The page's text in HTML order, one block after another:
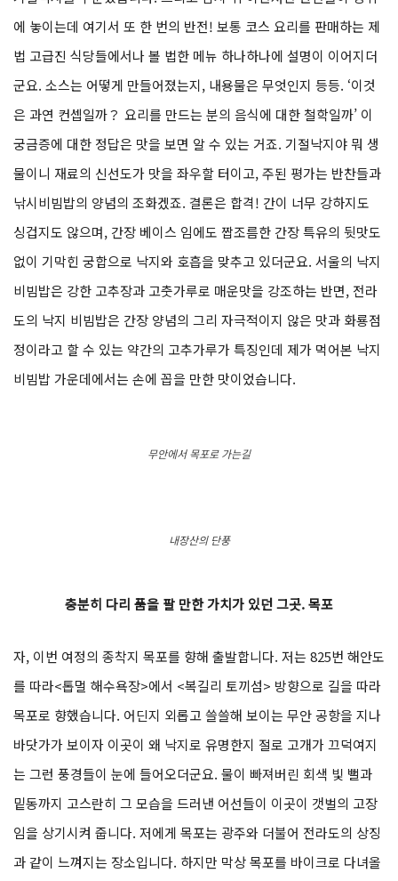
에 놓이는데 여기서 또 한 번의 반전! 보통 코스 요리를 판매하는 제
법 고급진 식당들에서나 볼 법한 메뉴 하나하나에 설명이 이어지더
군요. 소스는 어떻게 만들어졌는지, 내용물은 무엇인지 등등. ‘이것
은 과연 컨셉일까？ 요리를 만드는 분의 음식에 대한 철학일까’ 이
궁금증에 대한 정답은 맛을 보면 알 수 있는 거죠. 기절낙지야 뭐 생
물이니 재료의 신선도가 맛을 좌우할 터이고, 주된 평가는 반찬들과
낚시비빔밥의 양념의 조화겠죠. 결론은 합격! 간이 너무 강하지도
싱겁지도 않으며, 간장 베이스 임에도 짭조름한 간장 특유의 뒷맛도
없이 기막힌 궁합으로 낙지와 호흡을 맞추고 있더군요. 서울의 낙지
비빔밥은 강한 고추장과 고춧가루로 매운맛을 강조하는 반면, 전라
도의 낙지 비빔밥은 간장 양념의 그리 자극적이지 않은 맛과 화룡점
정이라고 할 수 있는 약간의 고추가루가 특징인데 제가 먹어본 낙지
비빔밥 가운데에서는 손에 꼽을 만한 맛이었습니다.
무안에서 목포로 가는길
내장산의 단풍
충분히 다리 품을 팔 만한 가치가 있던 그곳. 목포
자, 이번 여정의 종착지 목포를 향해 출발합니다. 저는 825번 해안도
를 따라<톱멀 해수욕장>에서 <복길리 토끼섬> 방향으로 길을 따라
목포로 향했습니다. 어딘지 외롭고 쓸쓸해 보이는 무안 공항을 지나
바닷가가 보이자 이곳이 왜 낙지로 유명한지 절로 고개가 끄덕여지
는 그런 풍경들이 눈에 들어오더군요. 물이 빠져버린 회색 빛 뻘과
밑동까지 고스란히 그 모습을 드러낸 어선들이 이곳이 갯벌의 고장
임을 상기시켜 줍니다. 저에게 목포는 광주와 더불어 전라도의 상징
과 같이 느껴지는 장소입니다. 하지만 막상 목포를 바이크로 다녀올